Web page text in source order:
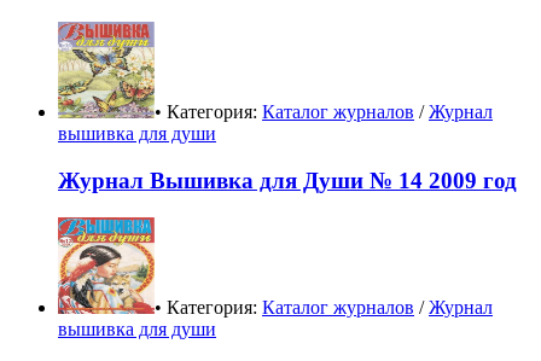
• Категория: Каталог журналов /Журнал
вышивка для души
Журнал Вышивка для Души № 14 2009 год
• Категория: Каталог журналов /Журнал
вышивка для души